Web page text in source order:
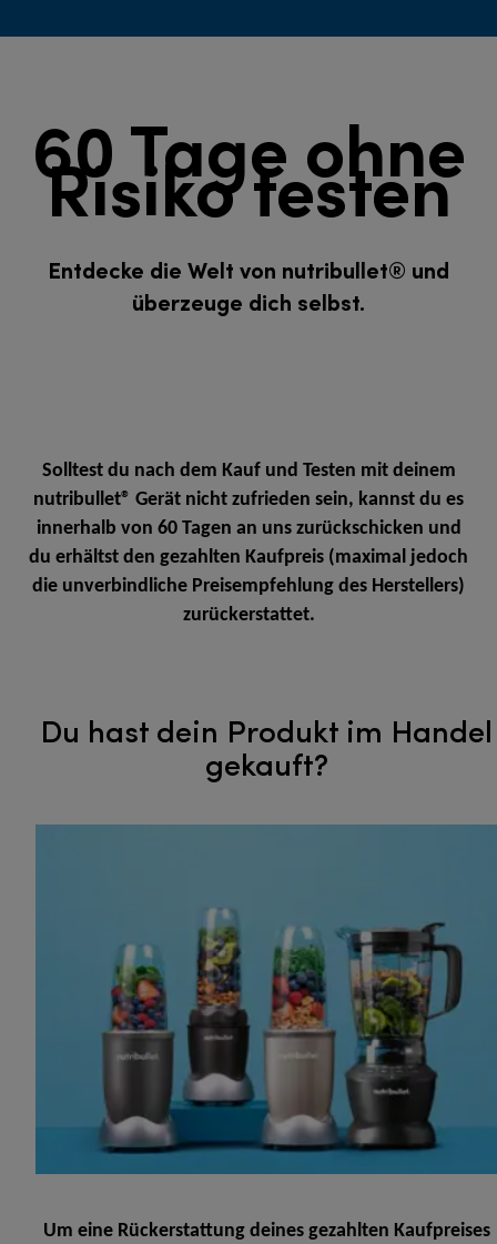
60 Tage ohne
Risiko testen
Entdecke die Welt von nutribullet® und
überzeuge dich selbst.
Solltest du nach dem Kauf und Testen mit deinem
nutribullet® Gerät nicht zufrieden sein, kannst du es
innerhalb von 60 Tagen an uns zurückschicken und
du erhältst den gezahlten Kaufpreis (maximal jedoch
die unverbindliche Preisempfehlung des Herstellers)
zurückerstattet.
Du hast dein Produkt im Handel
gekauft?
Um eine Rückerstattung deines gezahlten Kaufpreises